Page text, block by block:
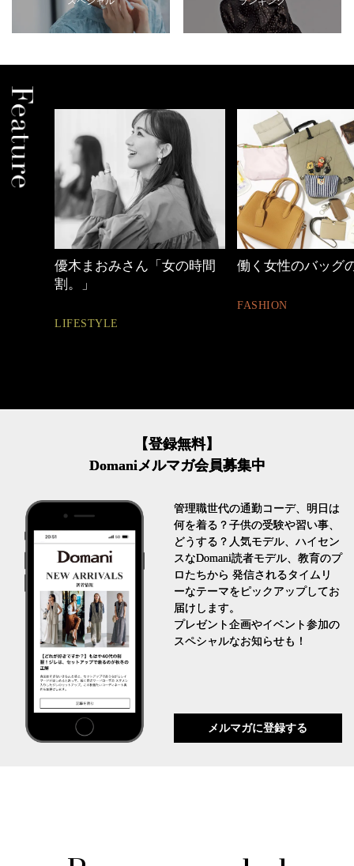
優木まおみさん「女の時間
割。」
LIFESTYLE
働く女性のバッグ
FASHION
【登録無料】
Domaniメルマガ会員募集中
管理職世代の通勤コーデ、明日は
何を着る？子供の受験や習い事、
どうする？人気モデル、ハイセン
スなDomani読者モデル、教育のプ
ロたちから 発信されるタイムリ
ーなテーマをピックアップしてお
届けします。
プレゼント企画やイベント参加の
スペシャルなお知らせも！
メルマガに登録する